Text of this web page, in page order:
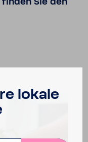
finden Sie den
lokale